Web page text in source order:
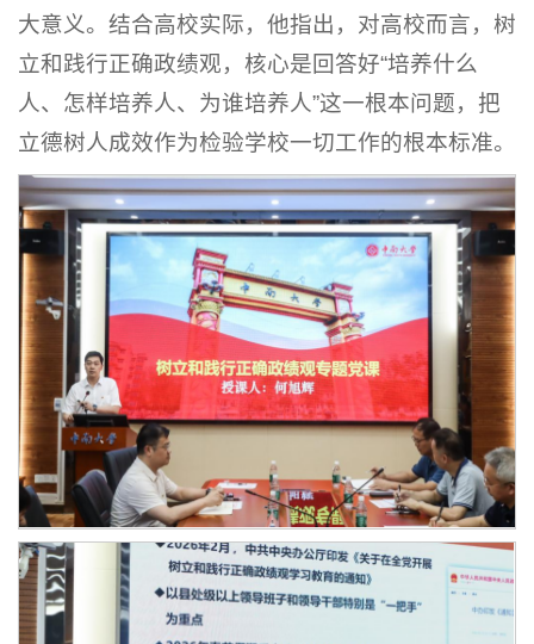
大意义。结合高校实际，他指出，对高校而言，树
立和践行正确政绩观，核心是回答好“培养什么
人、怎样培养人、为谁培养人”这一根本问题，把
立德树人成效作为检验学校一切工作的根本标准。